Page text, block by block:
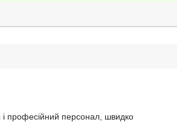
професійний персонал, швидко